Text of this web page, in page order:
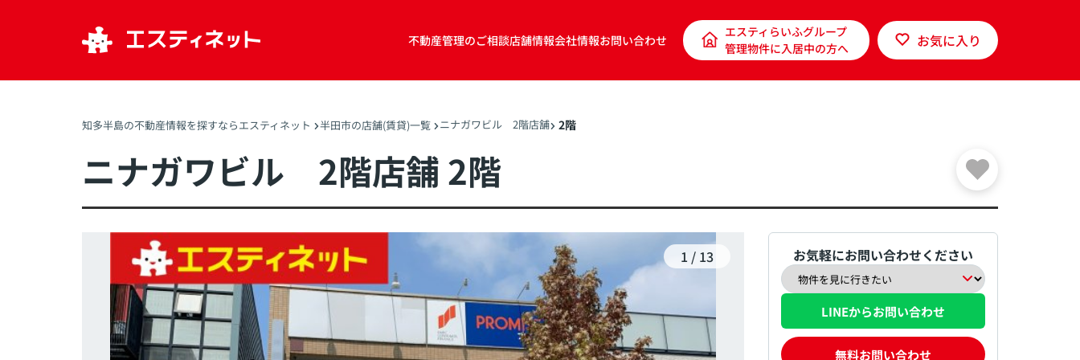
不動産管理のご相談店舗情報会社情報お問い合わせ
エスティらいふグループ
管理物件に入居中の方へ
お気に入り
知多半島の不動産情報を探すならエスティネット 半田市の店舗(賃貸)一覧 ニナガワビル 2階店舗 2階
ニナガワビル 2階店舗 2階
1 / 13 お気軽にお問い合わせください
LINEからお問い合わせ
無料お問い合わせ